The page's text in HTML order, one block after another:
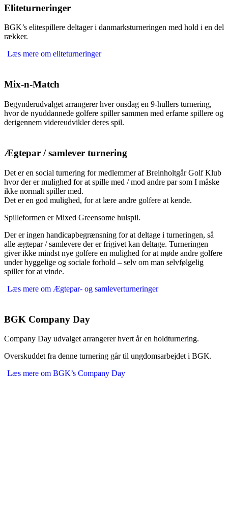
Eliteturneringer
BGK’s elitespillere deltager i danmarksturneringen med hold i en del
rækker.
Læs mere om eliteturneringer
Mix-n-Match
Begynderudvalget arrangerer hver onsdag en 9-hullers turnering,
hvor de nyuddannede golfere spiller sammen med erfarne spillere og
derigennem videreudvikler deres spil.
Ægtepar / samlever turnering
Det er en social turnering for medlemmer af Breinholtgår Golf Klub
hvor der er mulighed for at spille med / mod andre par som I måske
ikke normalt spiller med.
Det er en god mulighed, for at lære andre golfere at kende.
Spilleformen er Mixed Greensome hulspil.
Der er ingen handicapbegrænsning for at deltage i turneringen, så
alle ægtepar / samlevere der er frigivet kan deltage. Turneringen
giver ikke mindst nye golfere en mulighed for at møde andre golfere
under hyggelige og sociale forhold – selv om man selvfølgelig
spiller for at vinde.
Læs mere om Ægtepar- og samleverturneringer
BGK Company Day
Company Day udvalget arrangerer hvert år en holdturnering.
Overskuddet fra denne turnering går til ungdomsarbejdet i BGK.
Læs mere om BGK’s Company Day